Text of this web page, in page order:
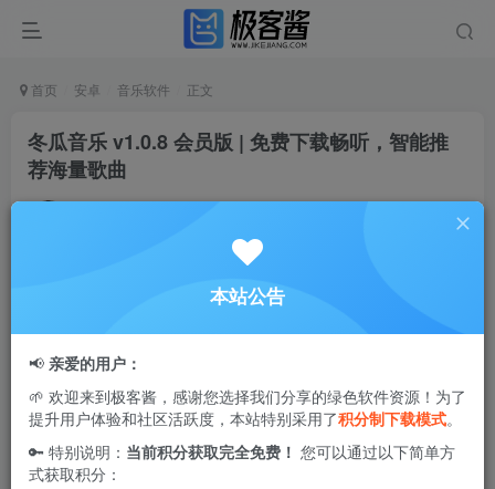
首页 安卓 音乐软件 正文
冬瓜音乐 v1.0.8 会员版 | 免费下载畅听，智能推
荐海量歌曲
私信
是一款专为音乐爱好者打造的多功能
器。软件不仅支持在电视端与车载设备中无缝使用，还收录
了涵盖流行、古典、摇滚、民谣等多类型的音乐资源，满足
不同场景下的听歌需求。用户可以在线搜索并下载喜欢的歌
次日为您推荐相同风格的优质歌曲，让您轻松发现更多音乐
本站公告
📢 亲爱的用户：
🌱 欢迎来到极客酱，感谢您选择我们分享的绿色软件资源！为了
提升用户体验和社区活跃度，本站特别采用了积分制下载模式。
🔑 特别说明： 当前积分获取完全免费！ 您可以通过以下简单方
式获取积分：